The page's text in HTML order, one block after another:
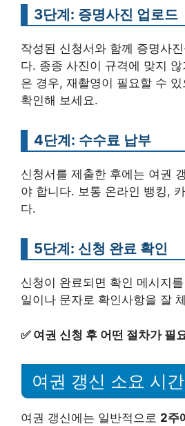
3단계: 증명사진 업로드
작성된 신청서와 함께 증명사
다. 종종 사진이 규격에 맞지
은 경우, 재촬영이 필요할 수
확인해 보세요.
4단계: 수수료 납부
신청서를 제출한 후에는 여권
야 합니다. 보통 온라인 뱅킹,
다.
5단계: 신청 완료 확인
신청이 완료되면 확인 메시지
일이나 문자로 확인사항을 잘
✅ 여권 신청 후 어떤 절차가 필
여권 갱신 소요 시간
여권 갱신에는 일반적으로 2주